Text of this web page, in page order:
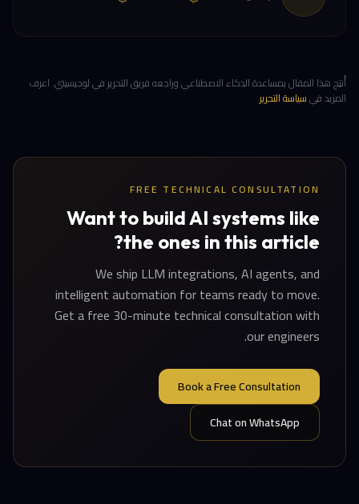
أُنتِج هذا المقال بمساعدة الذكاء الاصطناعي وراجعه فريق التحرير في لوجيسيتي. اعرف
المزيد فيسياسة التحرير.
FREE TECHNICAL CONSULTATION
Want to build AI systems like
the ones in this article?
We ship LLM integrations, AI agents, and
intelligent automation for teams ready to move.
Get a free 30-minute technical consultation with
our engineers.
Book a Free Consultation
Chat on WhatsApp